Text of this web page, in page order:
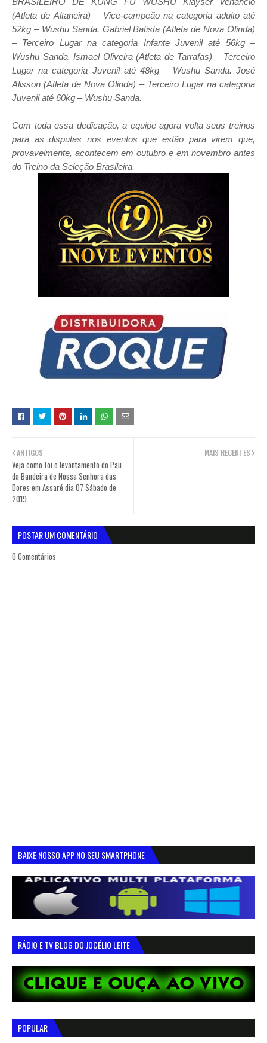
(Atleta de Altaneira) – Vice-campeão na categoria adulto até
52kg – Wushu Sanda. Gabriel Batista (Atleta de Nova Olinda)
– Terceiro Lugar na categoria Infante Juvenil até 56kg –
Wushu Sanda. Ismael Oliveira (Atleta de Tarrafas) – Terceiro
Lugar na categoria Juvenil até 48kg – Wushu Sanda. José
Alisson (Atleta de Nova Olinda) – Terceiro Lugar na categoria
Juvenil até 60kg – Wushu Sanda.
Com toda essa dedicação, a equipe agora volta seus treinos
para as disputas nos eventos que estão para virem que,
provavelmente, acontecem em outubro e em novembro antes
do Treino da Seleção Brasileira.
MAIS RECENTES
ANTIGOS
Veja como foi o levantamento do Pau
da Bandeira de Nossa Senhora das
Dores em Assaré dia 07 Sábado de
2019.
POSTAR UM COMENTÁRIO
0 Comentários
BAIXE NOSSO APP NO SEU SMARTPHONE
RÁDIO E TV BLOG DO JOCÉLIO LEITE
POPULAR